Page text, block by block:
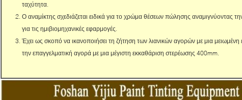
ταχύτητα.
Ο αναμίκτης σχεδιάζεται ειδικά για το χρώμα θέσεων πώλησης αναμιγνύοντας
για τις ημιβιομηχανικές εφαρμογές.
Έχει ως σκοπό να ικανοποιήσει τη ζήτηση των λιανικών αγορών με μια μειωμένη
την επαγγελματική αγορά με μια μέγιστη εκκαθάριση στερέωσης 400mm.